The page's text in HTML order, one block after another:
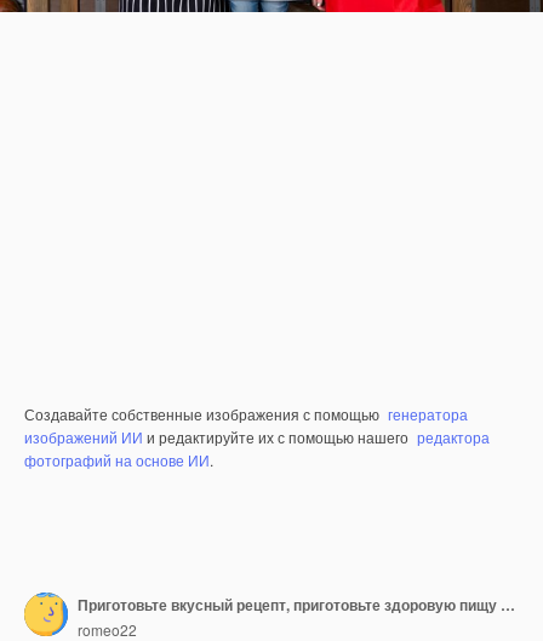
Создавайте собственные изображения с помощью генератора
изображений ИИ и редактируйте их с помощью нашего редактора
фотографий на основе ИИ.
Приготовьте вкусный рецепт, приготовьте здоровую пищу дома, шеф-повар вместе с родителями, мама и папа, учат дочь готовить счастливый семейный день, взаимопомощь, дружная семья на кухне, копия пространства.
romeo22